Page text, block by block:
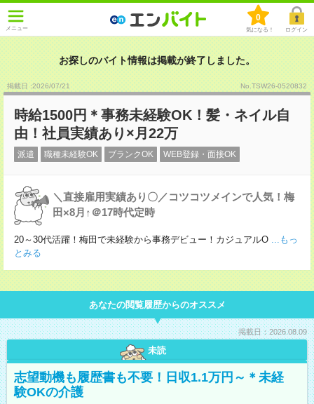
メニュー
0
気になる！ ログイン
お探しのバイト情報は掲載が終了しました。
掲載日 :2026/07/21 No.TSW26-0520832
時給1500円＊事務未経験OK！髪・ネイル自
由！社員実績あり×月22万
派遣 職種未経験OK ブランクOK WEB登録・面接OK
＼直接雇用実績あり〇／コツコツメインで人気！梅
田×8月↑＠17時代定時
20～30代活躍！梅田で未経験から事務デビュー！カジュアルO ...もっ
とみる
あなたの閲覧履歴からのオススメ
掲載日：2026.08.09
未読
志望動機も履歴書も不要！日収1.1万円～＊未経
験OKの介護